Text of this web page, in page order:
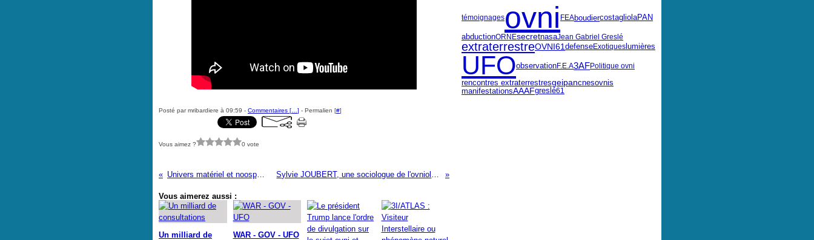
Posté par mribardiere à 09:59 - Commentaires [ ] - Permalien [#]
Vous aimez ? 0 vote
Univers matériel et noosphère Sylvie JOUBERT, une sociologue de l'ovniologie
Vous aimerez aussi :
Un milliard de
WAR - GOV - UFO
témoignagesovni FEAboudiercostagliolaPAN
abductionORNEsecretnasaJean Gabriel Greslé
extraterrestreOVNI61 defenseExotiques lumières
UFOobservationF.E.A3AFPolitique ovni
rencontres extraterrestresgeipancnesovnis
manifestationsAAAFgreslé61